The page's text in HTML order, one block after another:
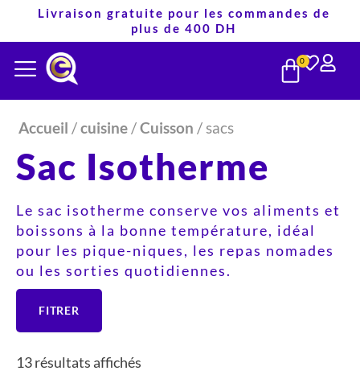
contenu
Livraison gratuite pour les commandes de
plus de 400 DH
0
Accueil /cuisine /Cuisson / sacs
Sac Isotherme
Le sac isotherme conserve vos aliments et
boissons à la bonne température, idéal
pour les pique-niques, les repas nomades
ou les sorties quotidiennes.
FITRER
13 résultats affichés